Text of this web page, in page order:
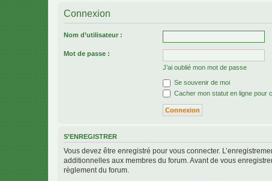
Connexion
Nom d’utilisateur :
Mot de passe :
J’ai oublié mon mot de passe
Se souvenir de moi
Cacher mon statut en ligne pour
S’ENREGISTRER
Vous devez être enregistré pour vous connecter.
additionnelles aux membres du forum. Avant de vous
règlement du forum.